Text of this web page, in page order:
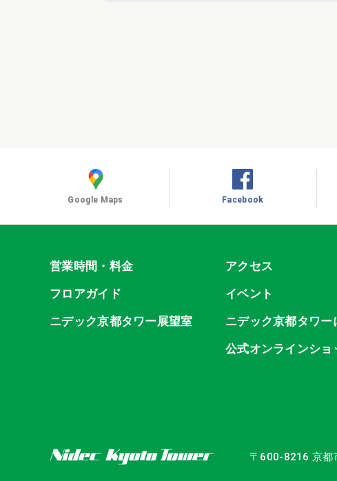
Google Maps Facebook
営業時間・料金
フロアガイド
ニデック京都タワー展望室
アクセス
イベント
ニデック京都タワー
公式オンラインショ
〒600-8216 京都